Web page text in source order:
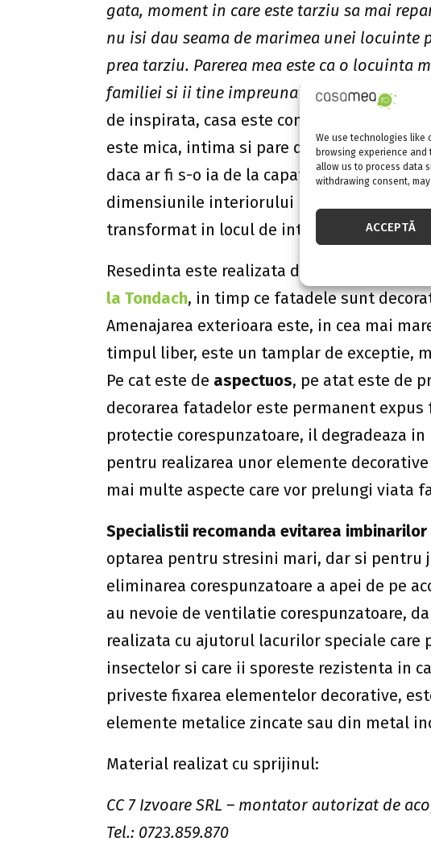
We use technologies like
browsing experience
allow us to process data
withdrawing consent,
ACCEPTĂ
gata, moment in care este tarziu sa mai
nu isi dau seama de marimea unei locuinte
prea tarziu. Parerea mea este ca o locuinta
familiei si ii tine impreuna”
, au spus
de inspirata, casa este compartimentata
este mica, intima si pare desprinsa din
daca ar fi s-o ia de la capat, ar schimba
dimensiunile interiorului in favoarea
transformat in locul de intalnire preferat
Resedinta este realizata din caramida, cu
la Tondach, in timp ce fatadele sunt
Amenajarea exterioara este, in cea mai
timpul liber, este un tamplar de exceptie,
Pe cat este de aspectuos, pe atat este de
decorarea fatadelor este permanent
protectie corespunzatoare, il degradeaza
pentru realizarea unor elemente
mai multe aspecte care vor prelungi viata
Specialistii recomanda evitarea
optarea pentru stresini mari, dar si pentru
eliminarea corespunzatoare a apei de pe
au nevoie de ventilatie corespunzatoare,
realizata cu ajutorul lacurilor speciale care
insectelor si care ii sporeste rezistenta in
priveste fixarea elementelor decorative,
elemente metalice zincate sau din metal
Material realizat cu sprijinul:
CC 7 Izvoare SRL – montator autorizat de
Tel.: 0723.859.870